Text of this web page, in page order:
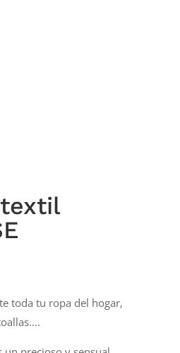
toda tu ropa del hogar,